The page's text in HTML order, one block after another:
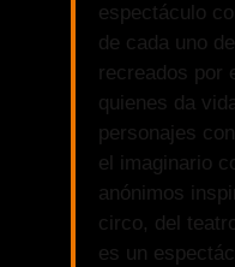
espectáculo
de cada uno
recreados por
quienes da
personajes
el imaginario
anónimos
circo, del
es un